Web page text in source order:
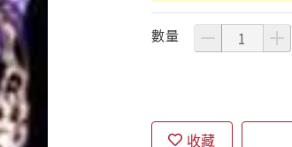
數量
收藏